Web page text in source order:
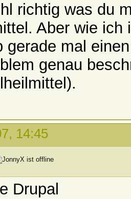
richtig was du
Aber wie
gerade mal
genau
14:45
Drupal